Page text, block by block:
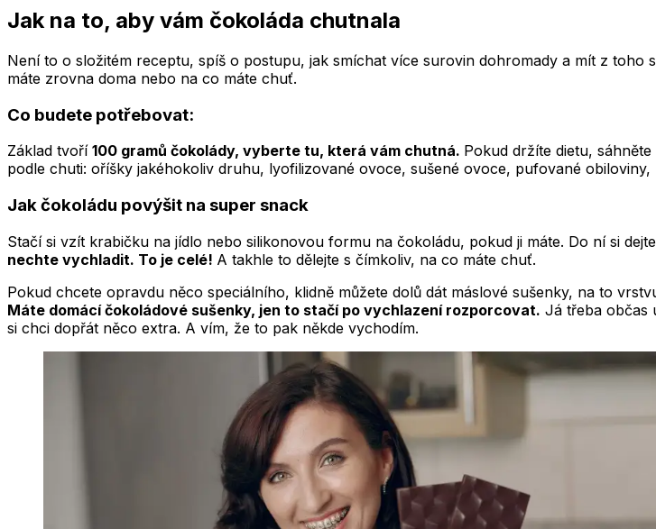
Jak na to, aby vám čokoláda chutnala
Není to o složitém receptu, spíš o postupu, jak smíchat více surovin dohromady a mít z
máte zrovna doma nebo na co máte chuť.
Co budete potřebovat:
Základ tvoří 100 gramů čokolády, vyberte tu, která vám chutná. Pokud držíte dietu,
podle chuti: oříšky jakéhokoliv druhu, lyofilizované ovoce, sušené ovoce, pufované
Jak čokoládu povýšit na super snack
Stačí si vzít krabičku na jídlo nebo silikonovou formu na čokoládu, pokud ji máte. Do ní si
nechte vychladit. To je celé! A takhle to dělejte s čímkoliv, na co máte chuť.
Pokud chcete opravdu něco speciálního, klidně můžete dolů dát máslové sušenky, na to
Máte domácí čokoládové sušenky, jen to stačí po vychlazení rozporcovat. Já třeba občas
si chci dopřát něco extra. A vím, že to pak někde vychodím.